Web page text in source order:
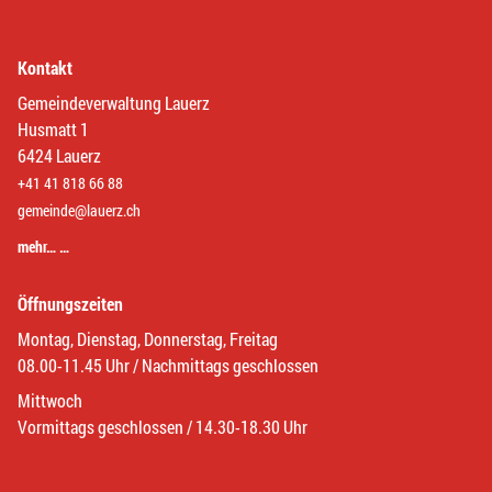
Kontakt
Gemeindeverwaltung Lauerz
Husmatt 1
6424 Lauerz
+41 41 818 66 88
gemeinde@lauerz.ch
mehr… …
Öffnungszeiten
Montag, Dienstag, Donnerstag, Freitag
08.00-11.45 Uhr / Nachmittags geschlossen
Mittwoch
Vormittags geschlossen / 14.30-18.30 Uhr